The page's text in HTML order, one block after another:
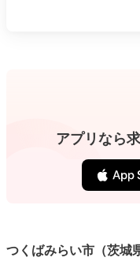
アプリなら
つくばみらい市（茨城